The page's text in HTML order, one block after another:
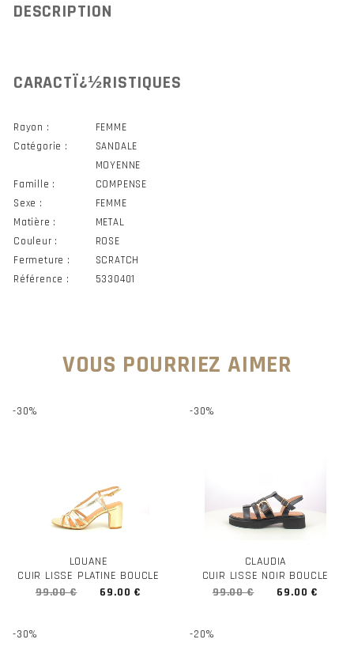
DESCRIPTION
CARACTÏ¿½RISTIQUES
Rayon :
FEMME
Catégorie :
SANDALE
MOYENNE
Famille :
COMPENSE
Sexe :
FEMME
Matière :
METAL
Couleur :
ROSE
Fermeture :
SCRATCH
Référence :
5330401
VOUS POURRIEZ AIMER
-30%
LOUANE
CUIR LISSE PLATINE BOUCLE
99.00 €
69.00 €
-30%
CLAUDIA
CUIR LISSE NOIR BOUCLE
99.00 €
69.00 €
-30% -20%